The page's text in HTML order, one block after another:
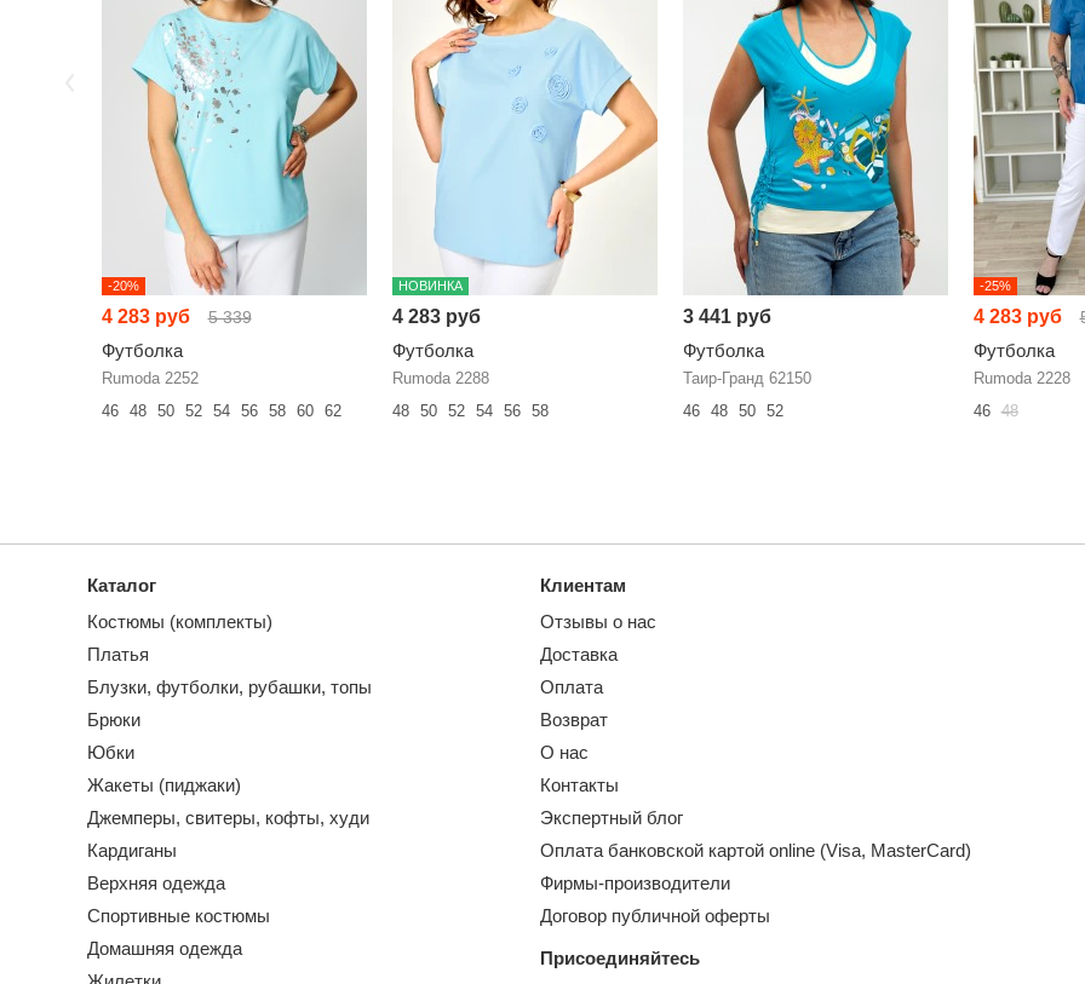
-20%
4 283 руб 5 339
Футболка
Rumoda 2252
46
48 50 52 54 56 58 60 62
НОВИНКА
4 283 руб
Футболка
Rumoda 2288
48
50 52 54 56 58
3 441 руб
Футболка
Таир-Гранд 62150
46
48 50 52
-25%
4 283 руб
Футболка
Rumoda 2228
46 48
Каталог
Костюмы (комплекты)
Платья
Блузки, футболки, рубашки, топы
Брюки
Юбки
Жакеты (пиджаки)
Джемперы, свитеры, кофты, худи
Кардиганы
Верхняя одежда
Спортивные костюмы
Домашняя одежда
Клиентам
Отзывы о нас
Доставка
Оплата
Возврат
О нас
Контакты
Экспертный блог
Оплата банковской картой online (Visa, MasterCard)
Фирмы-производители
Договор публичной оферты
Присоединяйтесь